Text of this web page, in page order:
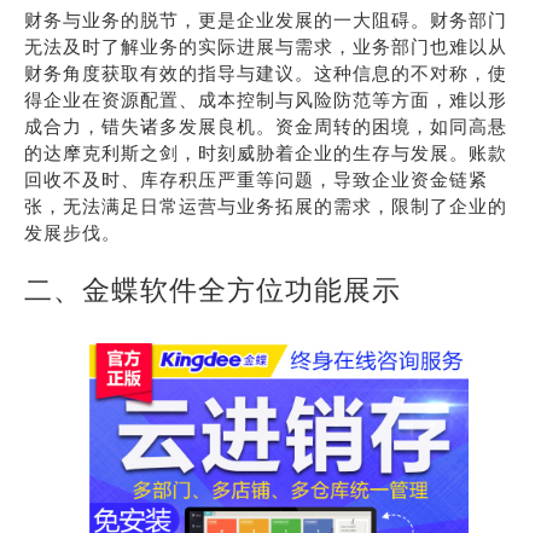
财务与业务的脱节，更是企业发展的一大阻碍。财务部门
无法及时了解业务的实际进展与需求，业务部门也难以从
财务角度获取有效的指导与建议。这种信息的不对称，使
得企业在资源配置、成本控制与风险防范等方面，难以形
成合力，错失诸多发展良机。资金周转的困境，如同高悬
的达摩克利斯之剑，时刻威胁着企业的生存与发展。账款
回收不及时、库存积压严重等问题，导致企业资金链紧
张，无法满足日常运营与业务拓展的需求，限制了企业的
发展步伐。
二、金蝶软件全方位功能展示